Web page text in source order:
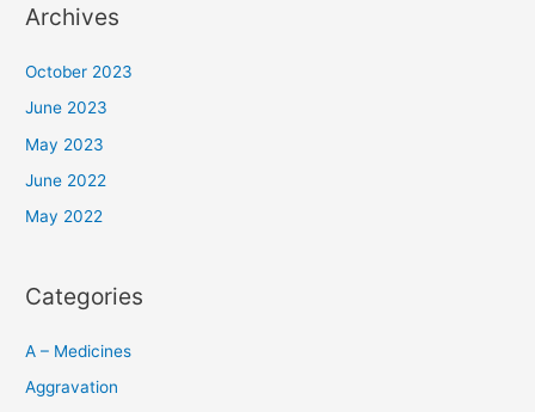
Archives
October 2023
June 2023
May 2023
June 2022
May 2022
Categories
A – Medicines
Aggravation